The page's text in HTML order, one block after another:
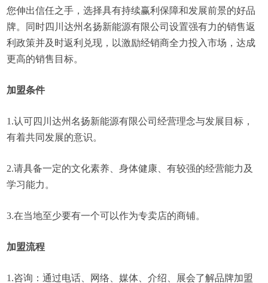
您伸出信任之手，选择具有持续赢利保障和发展前景的好品
牌。同时四川达州名扬新能源有限公司设置强有力的销售返
利政策并及时返利兑现，以激励经销商全力投入市场，达成
更高的销售目标。
加盟条件
1.认可四川达州名扬新能源有限公司经营理念与发展目标，
有着共同发展的意识。
2.请具备一定的文化素养、身体健康、有较强的经营能力及
学习能力。
3.在当地至少要有一个可以作为专卖店的商铺。
加盟流程
1.咨询：通过电话、网络、媒体、介绍、展会了解品牌加盟